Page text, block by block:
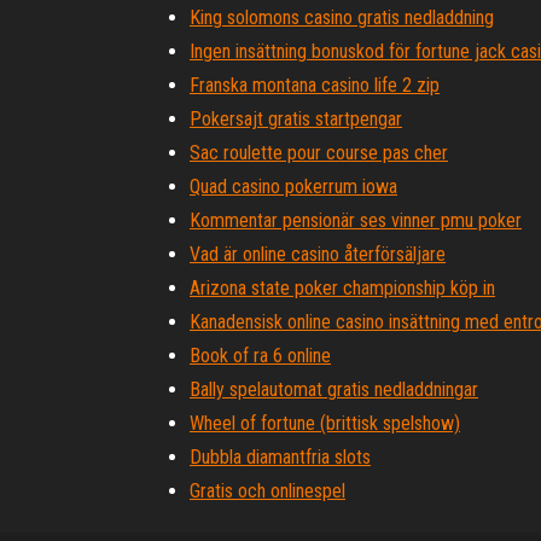
King solomons casino gratis nedladdning
Ingen insättning bonuskod för fortune jack
Franska montana casino life 2 zip
Pokersajt gratis startpengar
Sac roulette pour course pas cher
Quad casino pokerrum iowa
Kommentar pensionär ses vinner pmu poker
Vad är online casino återförsäljare
Arizona state poker championship köp in
Kanadensisk online casino insättning med
Book of ra 6 online
Bally spelautomat gratis nedladdningar
Wheel of fortune (brittisk spelshow)
Dubbla diamantfria slots
Gratis och onlinespel